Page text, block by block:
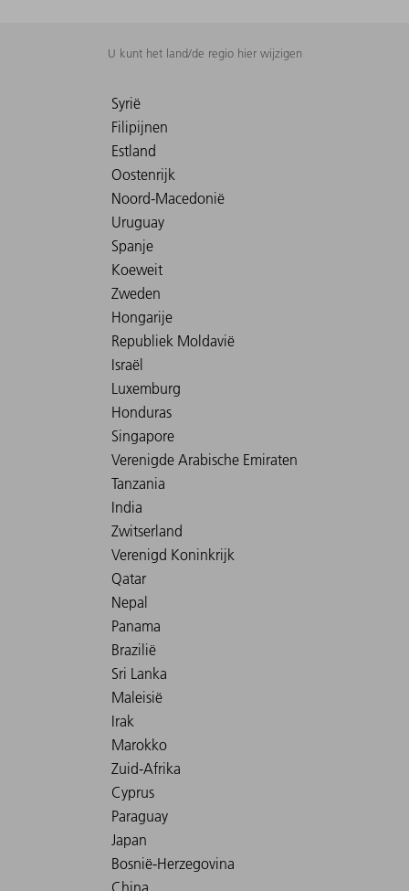
U kunt het land/de regio hier wijzigen